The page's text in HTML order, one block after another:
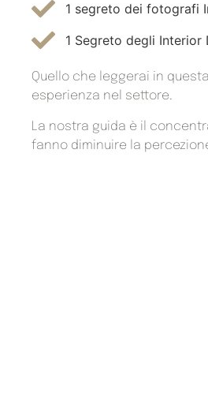
1 segreto dei fotografi
1 Segreto degli Interior
​Quello che leggerai in
esperienza nel settore.
La nostra guida è il
fanno diminuire la